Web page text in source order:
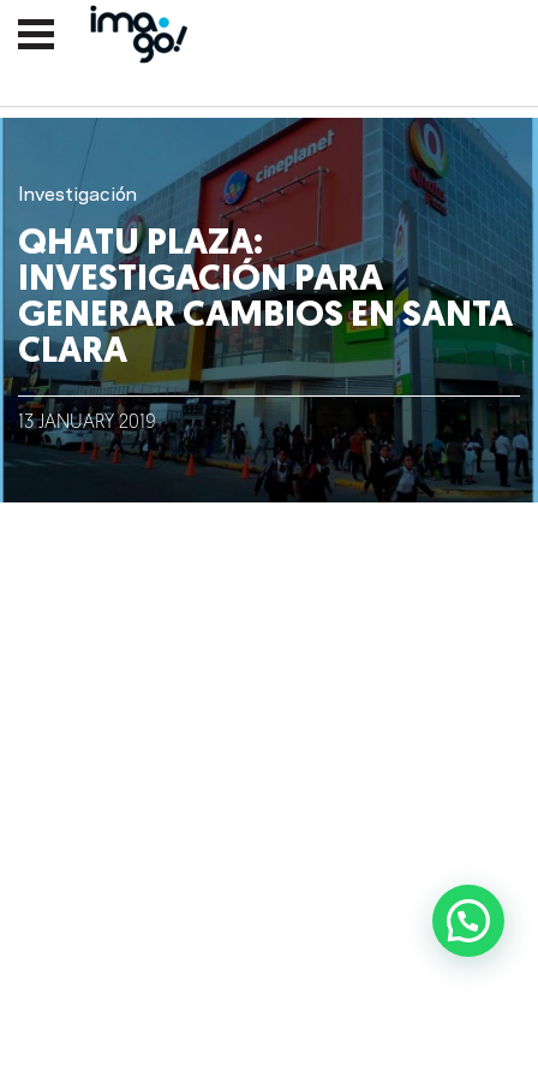
Nosotros
Clientes
Lo que hacemos
Investigación
QHATU PLAZA:
INVESTIGACIÓN PARA
GENERAR CAMBIOS EN SANTA
CLARA
13 JANUARY 2019